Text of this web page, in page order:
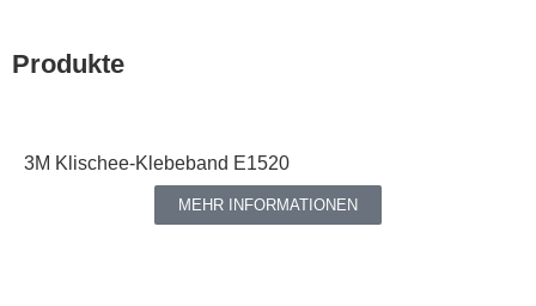
Produkte
3M Klischee-Klebeband E1520
MEHR INFORMATIONEN